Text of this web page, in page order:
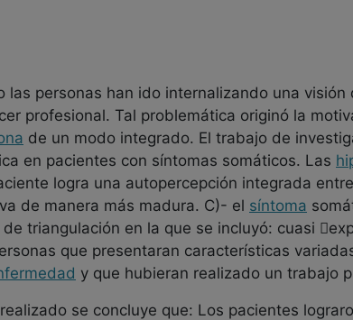
las personas han ido internalizando una
profesional. Tal problemática originó la
de un modo integrado. El trabajo de
en pacientes con síntomas somáticos. Las
logra una autopercepción integrada
de manera más madura. C)- el síntoma
triangulación en la que se incluyó: cuasi
que presentaran características
y que hubieran realizado un trabajo
se concluye que: Los pacientes